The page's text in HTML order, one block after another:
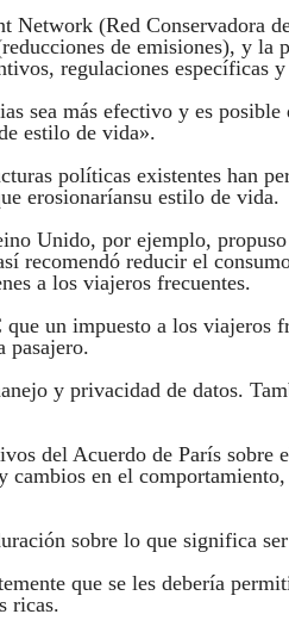
Network (Red Conservadora
de emisiones), y
regulaciones específicas
sea más efectivo y es
estilo de vida».
políticas existentes han
erosionaríansu estilo de vida.
Unido, por ejemplo,
recomendó reducir el
a los viajeros frecuentes.
un impuesto a los viajeros
pasajero.
y privacidad de datos.
del Acuerdo de París sobre
cambios en el
sobre lo que significa
que se les debería
ricas.